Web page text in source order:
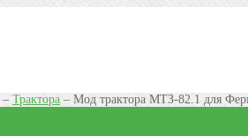
– Трактора– Мод трактора МТЗ-82.1 для